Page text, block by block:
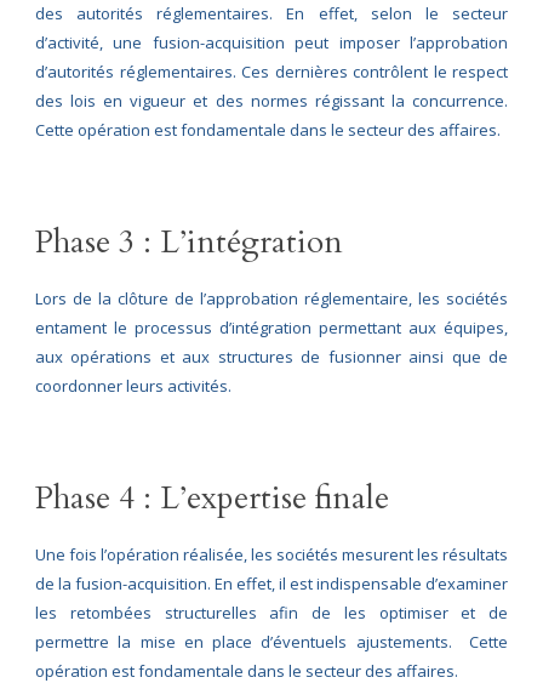
des autorités réglementaires. En effet, selon le secteur
d’activité, une fusion-acquisition peut imposer l’approbation
d’autorités réglementaires. Ces dernières contrôlent le respect
des lois en vigueur et des normes régissant la concurrence.
Cette opération est fondamentale dans le secteur des affaires.
Phase 3 : L’intégration
Lors de la clôture de l’approbation réglementaire, les sociétés
entament le processus d’intégration permettant aux équipes,
aux opérations et aux structures de fusionner ainsi que de
coordonner leurs activités.
Phase 4 : L’expertise finale
Une fois l’opération réalisée, les sociétés mesurent les résultats
de la fusion-acquisition. En effet, il est indispensable d’examiner
les retombées structurelles afin de les optimiser et de
permettre la mise en place d’éventuels ajustements. Cette
opération est fondamentale dans le secteur des affaires.